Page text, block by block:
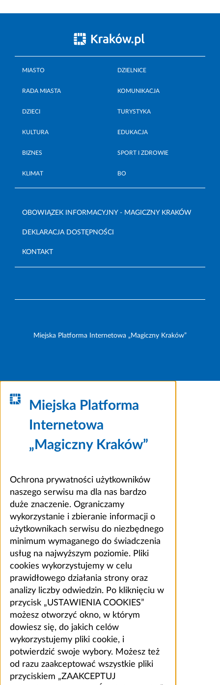
MIASTO DZIELNICE
RADA MIASTA KOMUNIKACJA
DZIECI TURYSTYKA
KULTURA EDUKACJA
BIZNES SPORT I ZDROWIE
KLIMAT BO
OBOWIĄZEK INFORMACYJNY - MAGICZNY KRAKÓW
DEKLARACJA DOSTĘPNOŚCI
KONTAKT
Miejska Platforma Internetowa „Magiczny Kraków”
Miejska Platforma
Internetowa
„Magiczny Kraków”
Ochrona prywatności użytkowników
naszego serwisu ma dla nas bardzo
duże znaczenie. Ograniczamy
wykorzystanie i zbieranie informacji o
użytkownikach serwisu do niezbędnego
minimum wymaganego do świadczenia
usług na najwyższym poziomie. Pliki
cookies wykorzystujemy w celu
prawidłowego działania strony oraz
analizy liczby odwiedzin. Po kliknięciu w
przycisk „USTAWIENIA COOKIES”
możesz otworzyć okno, w którym
dowiesz się, do jakich celów
wykorzystujemy pliki cookie, i
potwierdzić swoje wybory. Możesz też
od razu zaakceptować wszystkie pliki
przyciskiem „ZAAKCEPTUJ